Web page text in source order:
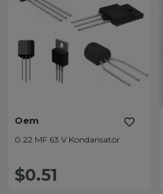
Oem
0.22 MF 63 V Kondansatör
$0.51